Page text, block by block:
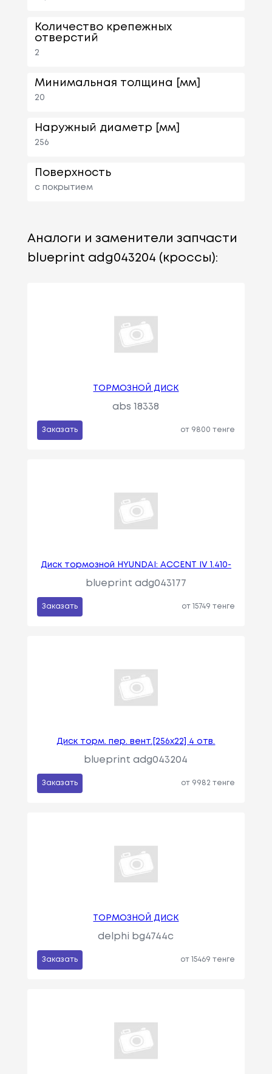
Количество крепежных
отверстий
2
Минимальная толщина [мм]
20
Наружный диаметр [мм]
256
Поверхность
с покрытием
Аналоги и заменители запчасти
blueprint adg043204 (кроссы):
ТОРМОЗНОЙ ДИСК
abs 18338
Заказать от 9800 тенге
Диск тормозной HYUNDAI: ACCENT IV 1.410-
blueprint adg043177
Заказать от 15749 тенге
Диск торм. пер. вент.[256x22] 4 отв.
blueprint adg043204
Заказать от 9982 тенге
ТОРМОЗНОЙ ДИСК
delphi bg4744c
Заказать от 15469 тенге